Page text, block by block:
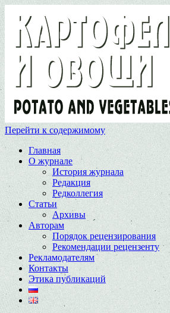
Перейти к содержимому
Главная
О журнале
История журнала
Редакция
Редколлегия
Статьи
Архивы
Авторам
Порядок рецензирования
Рекомендации рецензенту
Рекламодателям
Контакты
Этика публикаций